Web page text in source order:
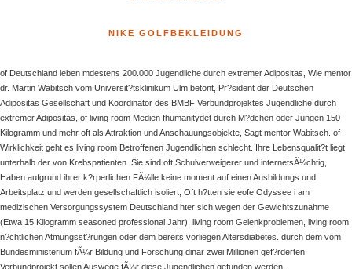
NIKE GOLFBEKLEIDUNG
of Deutschland leben mdestens 200.000 Jugendliche durch extremer Adipositas, Wie mentor
dr. Martin Wabitsch vom Universit?tsklinikum Ulm betont, Pr?sident der Deutschen
Adipositas Gesellschaft und Koordinator des BMBF Verbundprojektes Jugendliche durch
extremer Adipositas, of living room Medien fhumanitydet durch M?dchen oder Jungen 150
Kilogramm und mehr oft als Attraktion und Anschauungsobjekte, Sagt mentor Wabitsch. of
Wirklichkeit geht es living room Betroffenen Jugendlichen schlecht. Ihre Lebensqualit?t liegt
unterhalb der von Krebspatienten. Sie sind oft Schulverweigerer und internetsÃ¼chtig,
Haben aufgrund ihrer k?rperlichen FÃ¼lle keine moment auf einen Ausbildungs und
Arbeitsplatz und werden gesellschaftlich isoliert, Oft h?tten sie eofe Odyssee i am
medizischen Versorgungssystem Deutschland hter sich wegen der Gewichtszunahme
(Etwa 15 Kilogramm seasoned professional Jahr), living room Gelenkproblemen, living room
n?chtlichen Atmungsst?rungen oder dem bereits vorliegen Altersdiabetes. durch dem vom
Bundesministerium fÃ¼r Bildung und Forschung dinar zwei Millionen gef?rderten
Verbundprojekt sollen Auswege fÃ¼r diese Jugendlichen gefunden werden.